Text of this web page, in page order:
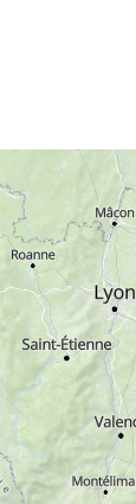
09:00-17:00
09:00-14:00
chiuso
Consulenza